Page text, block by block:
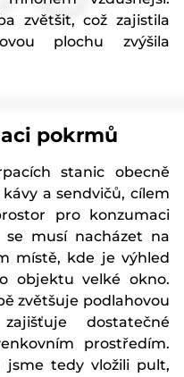
zvětšit, což zajistila
plochu zvýšila
pokrmů
stanic obecně
a sendvičů, cílem
pro konzumaci
se musí nacházet na
místě, kde je výhled
objektu velké okno.
zvětšuje podlahovou
dostatečné
prostředím.
tedy vložili pult,